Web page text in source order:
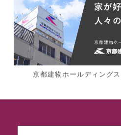
京都建物ホールディング